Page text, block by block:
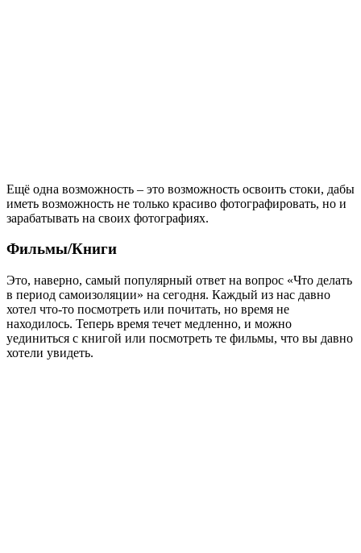
Ещё одна возможность – это возможность освоить стоки, дабы
иметь возможность не только красиво фотографировать, но и
зарабатывать на своих фотографиях.
Фильмы/Книги
Это, наверно, самый популярный ответ на вопрос «Что делать
в период самоизоляции» на сегодня. Каждый из нас давно
хотел что-то посмотреть или почитать, но время не
находилось. Теперь время течет медленно, и можно
уединиться с книгой или посмотреть те фильмы, что вы давно
хотели увидеть.